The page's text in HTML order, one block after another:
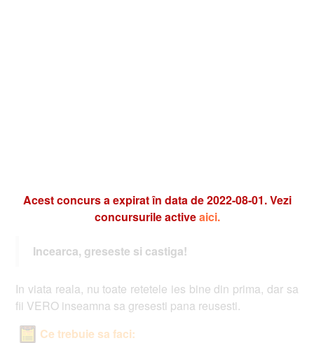
Acest concurs a expirat în data de 2022-08-01. Vezi
concursurile activeaici.
Incearca, greseste si castiga!
In viata reala, nu toate retetele ies bine din prima, dar sa
fii VERO inseamna sa gresesti pana reusesti.
Ce trebuie sa faci: